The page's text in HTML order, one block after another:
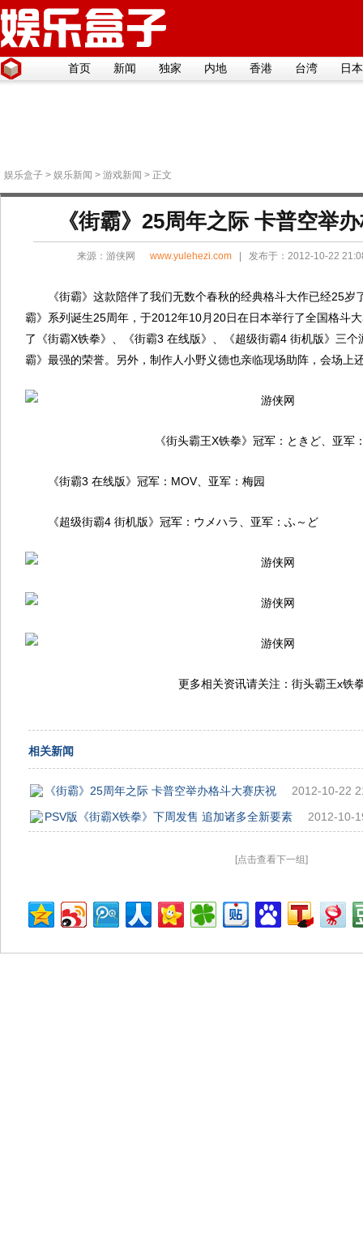
首页 新闻 独家 内地 香港 台湾 日本
娱乐盒子 > 娱乐新闻 > 游戏新闻 > 正文
《街霸》25周年之际 卡普空举
来源： 游侠网 www.yulehezi.com | 发布于：2012-10-22
《街霸》这款陪伴了我们无数个春秋的经典格斗大作已经25
霸》系列诞生25周年，于2012年10月20日在日本举行了全国格斗
了《街霸X铁拳》、《街霸3 在线版》、《超级街霸4 街机版》三
霸》最强的荣誉。另外，制作人小野义德也亲临现场助阵，会场上
《街头霸王X铁拳》冠军：ときど、亚军
《街霸3 在线版》冠军：MOV、亚军：梅园
《超级街霸4 街机版》冠军：ウメハラ、亚军：ふ～ど
更多相关资讯请关注：街头霸王x铁
相关新闻
《街霸》25周年之际 卡普空举办格斗大赛庆祝
2012-10-22
PSV版《街霸X铁拳》下周发售 追加诸多全新要素
2012-10-
[点击查看下一组]